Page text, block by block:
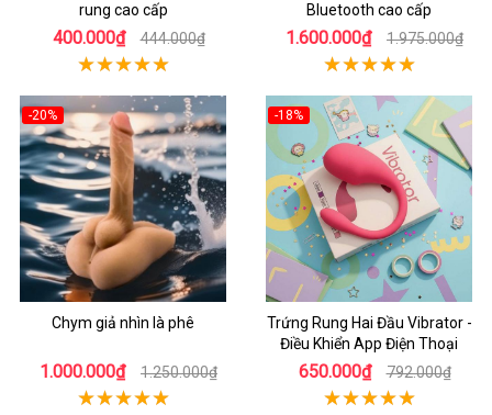
rung cao cấp
400.000₫ 444.000₫
Bluetooth cao cấp
1.600.000₫ 1.975.000₫
-20%
Chym giả nhìn là phê
1.000.000₫ 1.250.000₫
-18%
Trứng Rung Hai Đầu Vibrator -
Điều Khiển App Điện Thoại
650.000₫ 792.000₫